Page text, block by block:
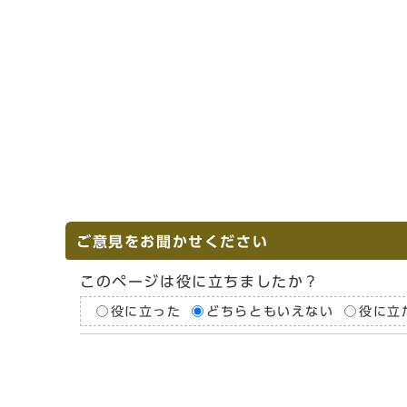
ご意見をお聞かせください
このページは役に立ちましたか？
役に立った どちらともいえない 役に立